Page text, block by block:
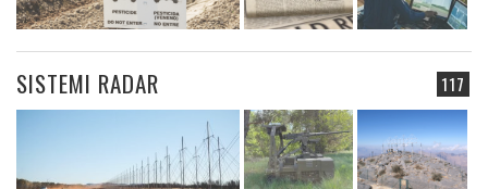
117
SISTEMI RADAR